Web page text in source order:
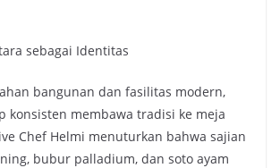
sebagai Identitas
bangunan dan fasilitas modern,
konsisten membawa tradisi ke meja
Chef Helmi menuturkan bahwa sajian
bubur palladium, dan soto ayam